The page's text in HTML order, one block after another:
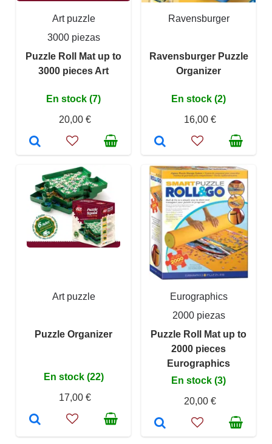
Art puzzle
3000 piezas
Puzzle Roll Mat up to
3000 pieces Art
En stock (7)
20,00 €
Ravensburger
Ravensburger Puzzle
Organizer
En stock (2)
16,00 €
Art puzzle
Puzzle Organizer
En stock (22)
17,00 €
Eurographics
2000 piezas
Puzzle Roll Mat up to
2000 pieces
Eurographics
En stock (3)
20,00 €